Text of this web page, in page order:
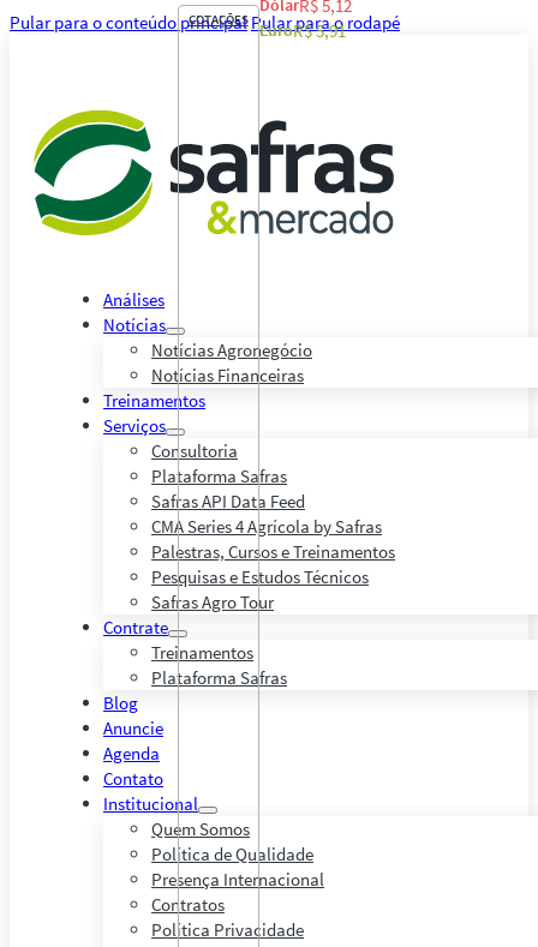
Pular para o conteúdo principal Pular para o rodapé
Análises
Notícias
Notícias Agronegócio
Notícias Financeiras
Treinamentos
Serviços
Consultoria
Plataforma Safras
Safras API Data Feed
CMA Series 4 Agrícola by Safras
Palestras, Cursos e Treinamentos
Pesquisas e Estudos Técnicos
Safras Agro Tour
Contrate
Treinamentos
Plataforma Safras
Blog
Anuncie
Agenda
Contato
Institucional
Quem Somos
Política de Qualidade
Presença Internacional
Contratos
Política Privacidade
COTAÇÕES
DólarR$ 5,12
EuroR$ 5,91